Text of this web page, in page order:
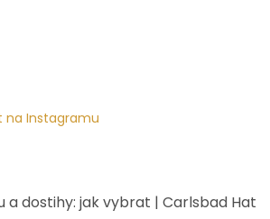
na Instagramu
a dostihy: jak vybrat | Carlsbad Hat